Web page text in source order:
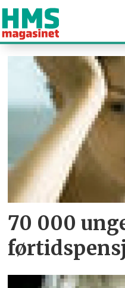
Tag:
juni
2007
70 000